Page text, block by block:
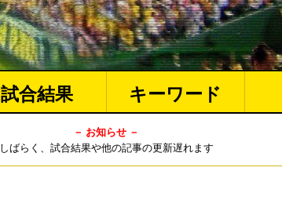
試合結果 キーワード
－ お知らせ －
しばらく、試合結果や他の記事の更新遅れます